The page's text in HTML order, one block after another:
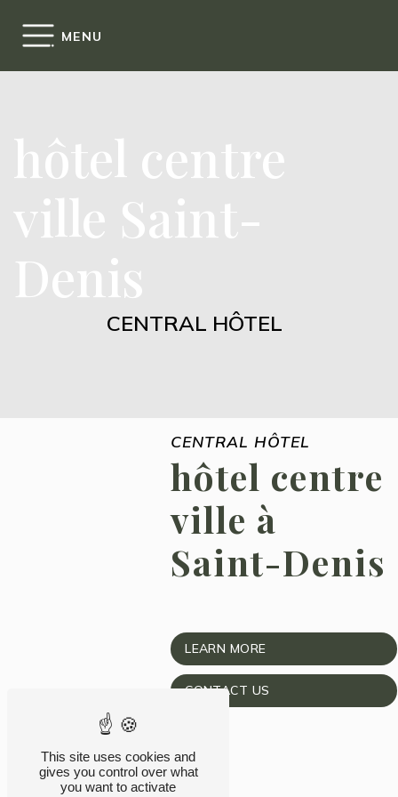
MENU
hôtel centre
ville Saint-
Denis
CENTRAL HÔTEL
CENTRAL HÔTEL
hôtel centre
ville à
Saint-Denis
LEARN MORE
CONTACT US
This site uses cookies and
gives you control over what
you want to activate